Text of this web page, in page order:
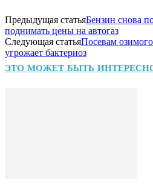
Предыдущая статьяБензин снова
поднимать цены на автогаз
Следующая статьяПосевам
угрожает бактериоз
ЭТО МОЖЕТ БЫТЬ